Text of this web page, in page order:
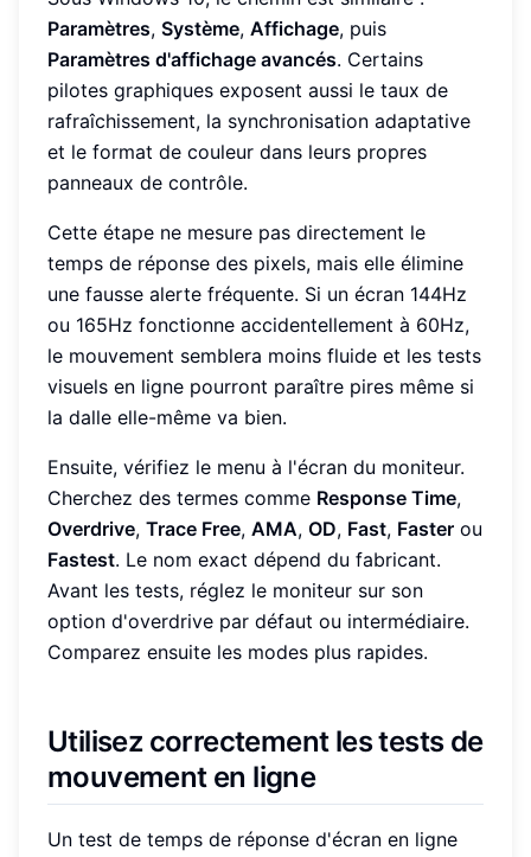
Paramètres, Système, Affichage, puis
Paramètres d'affichage avancés. Certains
pilotes graphiques exposent aussi le taux de
rafraîchissement, la synchronisation adaptative
et le format de couleur dans leurs propres
panneaux de contrôle.
Cette étape ne mesure pas directement le
temps de réponse des pixels, mais elle élimine
une fausse alerte fréquente. Si un écran 144Hz
ou 165Hz fonctionne accidentellement à 60Hz,
le mouvement semblera moins fluide et les tests
visuels en ligne pourront paraître pires même si
la dalle elle-même va bien.
Ensuite, vérifiez le menu à l'écran du moniteur.
Cherchez des termes comme Response Time,
Overdrive, Trace Free, AMA, OD, Fast, Faster ou
Fastest. Le nom exact dépend du fabricant.
Avant les tests, réglez le moniteur sur son
option d'overdrive par défaut ou intermédiaire.
Comparez ensuite les modes plus rapides.
Utilisez correctement les tests de
mouvement en ligne
Un test de temps de réponse d'écran en ligne